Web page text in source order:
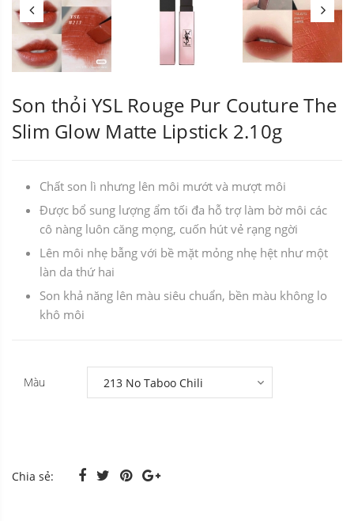
Son thỏi YSL Rouge Pur Couture The
Slim Glow Matte Lipstick 2.10g
Chất son lì nhưng lên môi mướt và mượt môi
Được bổ sung lượng ẩm tối đa hỗ trợ làm bờ môi các
cô nàng luôn căng mọng, cuốn hút vẻ rạng ngời
Lên môi nhẹ bẫng với bề mặt mỏng nhẹ hệt như một
làn da thứ hai
Son khả năng lên màu siêu chuẩn, bền màu không lo
khô môi
Màu
Chia sẻ: